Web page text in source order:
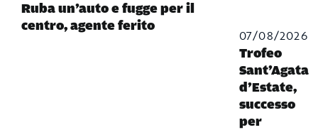
Ruba un’auto e fugge per il
centro, agente ferito
07/08/2026
Trofeo
Sant’Agata
d’Estate,
successo
per